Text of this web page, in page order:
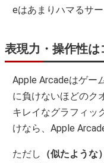
eはあまりハマるサ
表現力・操作性
Apple Arcadeはゲー
に負けないほどのク
キレイなグラフィッ
けなら、Apple
ただし
（似たような